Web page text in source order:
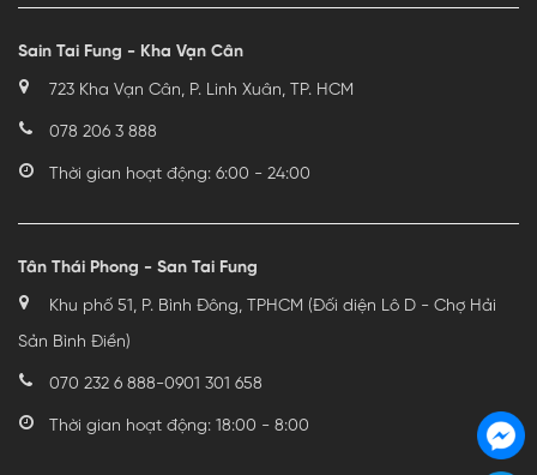
Sain Tai Fung - Kha Vạn Cân
723 Kha Vạn Cân, P. Linh Xuân, TP. HCM
078 206 3 888
Thời gian hoạt động: 6:00 - 24:00
Tân Thái Phong - San Tai Fung
Khu phố 51, P. Bình Đông, TPHCM (Đối diện Lô D - Chợ Hải
Sản Bình Điền)
070 232 6 888-0901 301 658
Thời gian hoạt động: 18:00 - 8:00